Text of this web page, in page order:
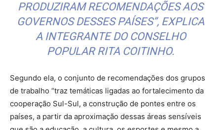
PRODUZIRAM RECOMENDAÇÕES AOS
GOVERNOS DESSES PAÍSES”, EXPLICA
A INTEGRANTE DO CONSELHO
POPULAR RITA COITINHO.
Segundo ela, o conjunto de recomendações dos grupos
de trabalho “traz temáticas ligadas ao fortalecimento da
cooperação Sul-Sul, a construção de pontes entre os
países, a partir da aproximação dessas áreas sensíveis